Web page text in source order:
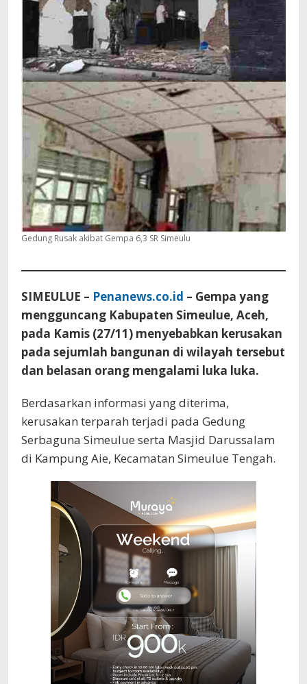
Gedung Rusak akibat Gempa 6,3 SR Simeulu
SIMEULUE – Penanews.co.id – Gempa yang
mengguncang Kabupaten Simeulue, Aceh,
pada Kamis (27/11) menyebabkan kerusakan
pada sejumlah bangunan di wilayah tersebut
dan belasan orang mengalami luka luka.
Berdasarkan informasi yang diterima,
kerusakan terparah terjadi pada Gedung
Serbaguna Simeulue serta Masjid Darussalam
di Kampung Aie, Kecamatan Simeulue Tengah.